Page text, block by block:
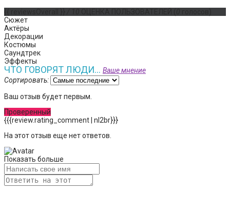
Сюжет
Актёры
Декорации
Костюмы
Саундтрек
Эффекты
ЧТО ГОВОРЯТ ЛЮДИ... Ваше мнение
Сортировать:
Ваш отзыв будет первым.
Проверенный
{{{review.rating_comment | nl2br}}}
На этот отзыв еще нет ответов.
Показать больше